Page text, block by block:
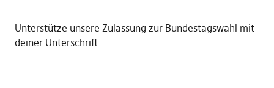
Unterstütze unsere Zulassung zur Bundestagswahl mit
deiner Unterschrift.